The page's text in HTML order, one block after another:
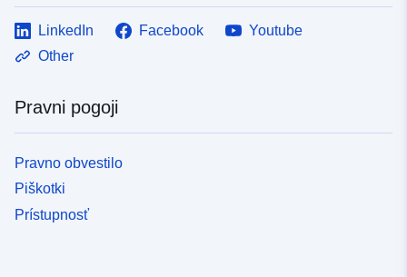
LinkedIn Facebook
Youtube
Other
Pravni pogoji
Pravno obvestilo
Piškotki
Prístupnosť